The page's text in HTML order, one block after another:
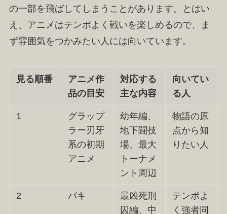
の一部を飛ばしてしまうことがあります。とはい
え、アニメはテンポよく戦いを楽しめるので、ま
ず雰囲気をつかみたい人には向いています。
見る順番
アニメ作
品の目安
対応する
主な内容
向いてい
る人
1
グラップ
ラー刃牙
系の初期
アニメ
幼年編、
地下闘技
場、最大
トーナメ
ント周辺
物語の原
点から知
りたい人
2 バキ
最凶死刑
囚編、中
テンポよ
く強者同